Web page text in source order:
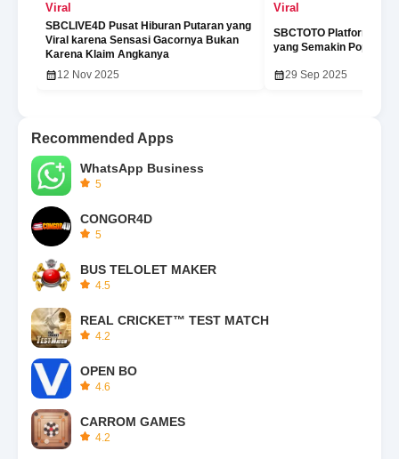
Viral
SBCLIVE4D Pusat Hiburan Putaran yang
Viral karena Sensasi Gacornya Bukan
Karena Klaim Angkanya
12 Nov 2025
Viral
SBCTOTO Platform Slot
yang Semakin Populer
29 Sep 2025
Recommended Apps
WhatsApp Business
5
CONGOR4D
5
BUS TELOLET MAKER
4.5
REAL CRICKET™ TEST MATCH
4.2
OPEN BO
4.6
CARROM GAMES
4.2